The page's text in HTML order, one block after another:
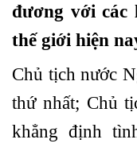
đương với các
thế giới hiện
Chủ tịch nước
thứ nhất; Chủ
khẳng định